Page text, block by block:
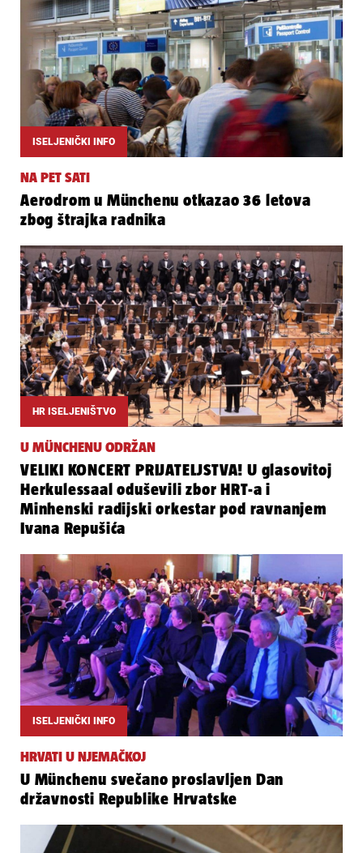
ISELJENIČKI INFO
NA PET SATI
Aerodrom u Münchenu otkazao 36 letova
zbog štrajka radnika
HR ISELJENIŠTVO
U MÜNCHENU ODRŽAN
VELIKI KONCERT PRIJATELJSTVA! U glasovitoj
Herkulessaal oduševili zbor HRT-a i
Minhenski radijski orkestar pod ravnanjem
Ivana Repušića
ISELJENIČKI INFO
HRVATI U NJEMAČKOJ
U Münchenu svečano proslavljen Dan
državnosti Republike Hrvatske